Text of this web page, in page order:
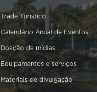
Trade Turístico
Calendário Anual de Eventos
Doação de mídias
Equipamentos e serviços
Materiais de divulgação